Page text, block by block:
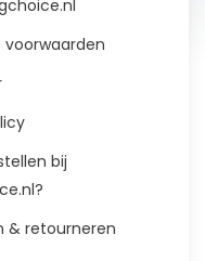
bij
& retourneren